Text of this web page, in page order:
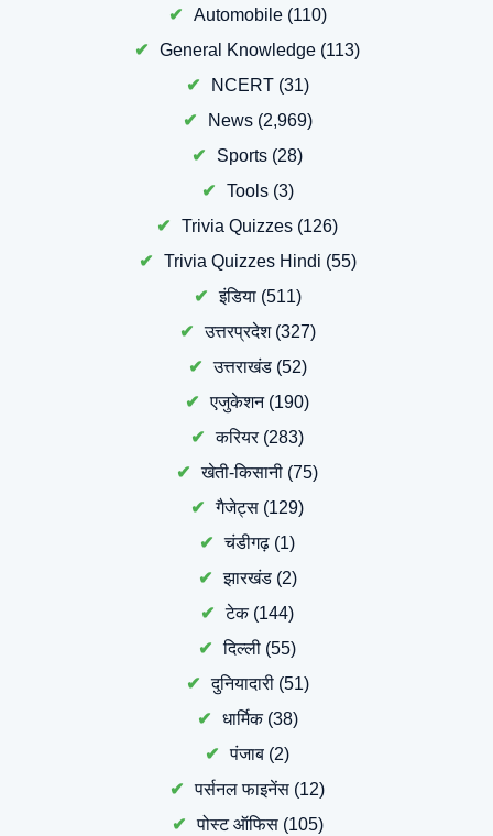
Automobile(110)
General Knowledge (113)
NCERT(31)
News(2,969)
Sports (28)
Tools(3)
Trivia Quizzes (126)
Trivia Quizzes Hindi (55)
इंडिया(511)
उत्तरप्रदेश(327)
उत्तराखंड(52)
एजुकेशन(190)
करियर(283)
खेती-किसानी (75)
गैजेट्स (129)
चंडीगढ़ (1)
झारखंड(2)
टेक(144)
दिल्ली (55)
दुनियादारी(51)
धार्मिक(38)
पंजाब (2)
पर्सनल फाइनेंस (12)
पोस्ट ऑफिस(105)